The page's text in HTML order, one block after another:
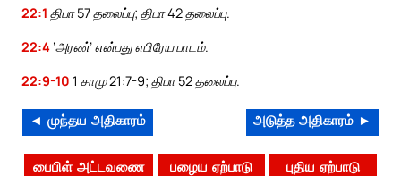
22:1 திபா 57 தலைப்பு; திபா 42 தலைப்பு.
22:4 ‘அரண்’ என்பது எபிரேய பாடம்.
22:9-10 1 சாமு 21:7-9; திபா 52 தலைப்பு.
◄ முந்தய அதிகாரம் அடுத்த அதிகாரம் ►
பைபிள் அட்டவணை பழைய ஏற்பாடு புதிய ஏற்பாடு